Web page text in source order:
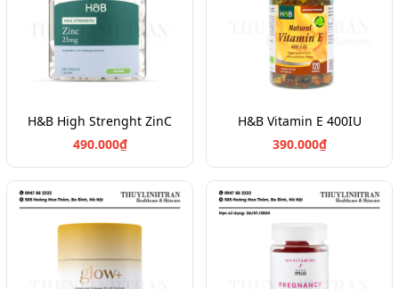
H&B High Strenght ZinC
490.000₫
H&B Vitamin E 400IU
390.000₫